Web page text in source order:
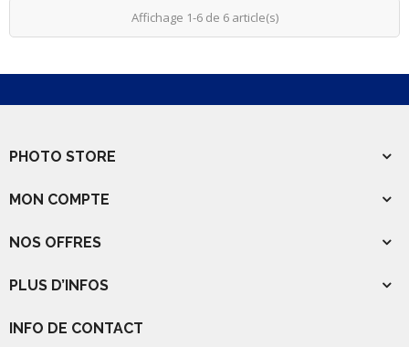
Affichage 1-6 de 6 article(s)
PHOTO STORE
MON COMPTE
NOS OFFRES
PLUS D’INFOS
INFO DE CONTACT